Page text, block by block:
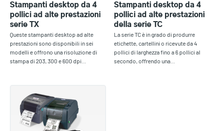
Stampanti desktop da 4
pollici ad alte prestazioni
serie TX
Queste stampanti desktop ad alte
prestazioni sono disponibili in sei
modelli e offrono una risoluzione di
stampa di 203, 300 e 600 dpi…
Stampanti desktop da 4
pollici ad alte prestazioni
della serie TC
La serie TC è in grado di produrre
etichette, cartellini o ricevute da 4
pollici di larghezza fino a 6 pollici al
secondo, offrendo una…